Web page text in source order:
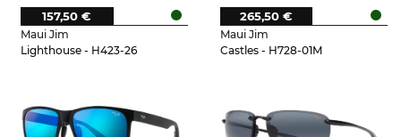
Maui Jim
Lighthouse - H423-26
157,50 €
Maui Jim
Castles - H728-01M
265,50 €